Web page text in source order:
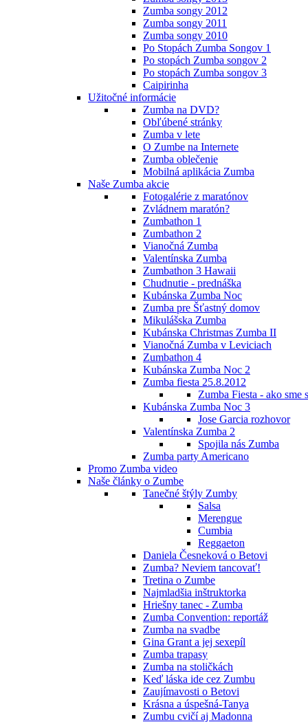
Zumba songy 2012
Zumba songy 2011
Zumba songy 2010
Po Stopách Zumba Songov 1
Po stopách Zumba songov 2
Po stopách Zumba songov 3
Caipirinha
Užitočné informácie
Zumba na DVD?
Obľúbené stránky
Zumba v lete
O Zumbe na Internete
Zumba oblečenie
Mobilná aplikácia Zumba
Naše Zumba akcie
Fotogalérie z maratónov
Zvládnem maratón?
Zumbathon 1
Zumbathon 2
Vianočná Zumba
Valentínska Zumba
Zumbathon 3 Hawaii
Chudnutie - prednáška
Kubánska Zumba Noc
Zumba pre Šťastný domov
Mikulášska Zumba
Kubánska Christmas Zumba II
Vianočná Zumba v Leviciach
Zumbathon 4
Kubánska Zumba Noc 2
Zumba fiesta 25.8.2012
Zumba Fiesta - ako sme
Kubánska Zumba Noc 3
Jose Garcia rozhovor
Valentínska Zumba 2
Spojila nás Zumba
Zumba party Americano
Promo Zumba video
Naše články o Zumbe
Tanečné štýly Zumby
Salsa
Merengue
Cumbia
Reggaeton
Daniela Česneková o Betovi
Zumba? Neviem tancovať!
Tretina o Zumbe
Najmladšia inštruktorka
Hriešny tanec - Zumba
Zumba Convention: reportáž
Zumba na svadbe
Gina Grant a jej sexepíl
Zumba trapasy
Zumba na stoličkách
Keď láska ide cez Zumbu
Zaujímavosti o Betovi
Krásna a úspešná-Tanya
Zumbu cvičí aj Madonna